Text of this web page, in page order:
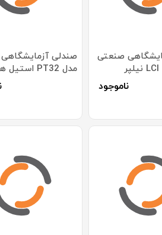
صنعتی
ناموجود
صندلی آزمایشگاهی
مدل PT32 استیل هامون